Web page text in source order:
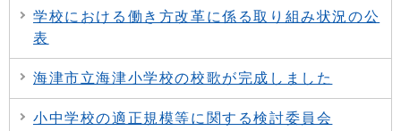
学校における働き方改革に係る取り組み状況の公
表
海津市立海津小学校の校歌が完成しました
小中学校の適正規模等に関する検討委員会